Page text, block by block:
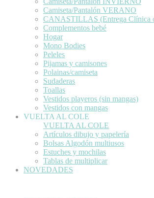
Camiseta/Pantalón VERANO
CANASTILLAS (Entrega Clínica
Complementos bebé
Hogar
Mono Bodies
Peleles
Pijamas y camisones
Polainas/camiseta
Sudaderas
Toallas
Vestidos playeros (sin mangas)
Vestidos con mangas
VUELTA AL COLE
VUELTA AL COLE
Artículos dibujo y papelería
Bolsas Algodón multiusos
Estuches y mochilas
Tablas de multiplicar
NOVEDADES